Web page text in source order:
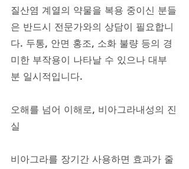
질산염 계열의 약물을 복용 중이신 분들
은 반드시 전문가와의 상담이 필요합니
다. 두통, 안면 홍조, 소화 불량 등의 경
미한 부작용이 나타날 수 있으나 대부
분 일시적입니다.
오해를 넘어 이해로, 비아그라내성의 진
실
비아그라를 장기간 사용하면 효과가 줄